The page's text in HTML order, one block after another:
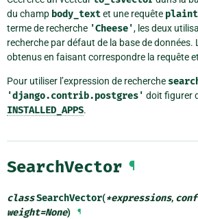
du champ body_textet une requête
terme de recherche 'Cheese', les deux
recherche par défaut de la base de données.
obtenus en faisant correspondre la requête
Pour utiliser l’expression de recherche
'django.contrib.postgres' doit figurer
INSTALLED_APPS.
SearchVector ¶
classSearchVector(*expressions,
weight=None) ¶